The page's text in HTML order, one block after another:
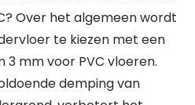
Over het algemeen wordt
te kiezen met een
3 mm voor PVC vloeren.
demping van